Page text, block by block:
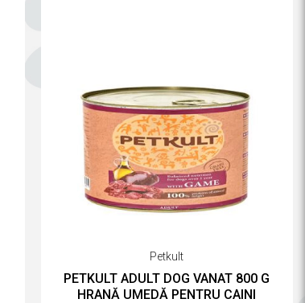
Petkult
PETKULT ADULT DOG VANAT 800 G
HRANĂ UMEDĂ PENTRU CAINI